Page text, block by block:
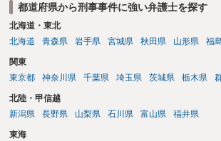
いうのが実感です。
都道府県から刑事事件に強い弁護士を探す
北海道・東北
北海道
青森県 岩手県 宮城県 秋田県 山形県 福
関東
東京都
神奈川県 千葉県 埼玉県 茨城県 栃木県
北陸・甲信越
新潟県
長野県 山梨県 石川県 富山県 福井県
東海